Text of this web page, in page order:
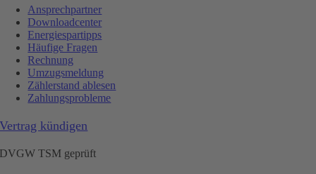
Ansprechpartner
Downloadcenter
Energiespartipps
Häufige Fragen
Rechnung
Umzugsmeldung
Zählerstand ablesen
Zahlungsprobleme
Vertrag kündigen
DVGW TSM geprüft